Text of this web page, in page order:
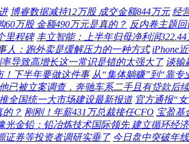
博睿数据减持12万股 成交金额844万元 经
60万股 金额490万元是真的？ 反内卷主题
里程碑 丰立智能：上半年归母净利润
人：跑外卖是缓解压力的一种方式 iPhone
导致高增长这一常识是错的太强大了 谈输
！下半年要做这件事 从“集体躺赚”到“靠专
已被立案调查，奔驰车系二手且有贷款后
全国统一大市场建设最新报道 官方通报“
的？ 刚刚！年薪431万总裁接任CFO 宝盈基
光金铅：铅冶炼技术国际领先 建立循环经
证券等投资者调研实垂了 今日盘中突破年